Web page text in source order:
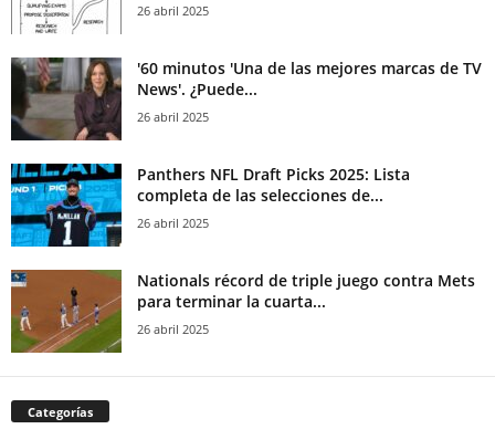
26 abril 2025
'60 minutos 'Una de las mejores marcas de TV
News'. ¿Puede...
26 abril 2025
Panthers NFL Draft Picks 2025: Lista
completa de las selecciones de...
26 abril 2025
Nationals récord de triple juego contra Mets
para terminar la cuarta...
26 abril 2025
Categorías